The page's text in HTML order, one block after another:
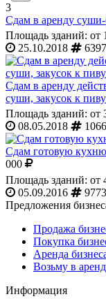
3
Сдам в аренду
Площадь зданий: от
25.10.2018
Сдам в аренду
суши, закусок к
Площадь зданий: от
08.05.2018
Сдам готовую
000
Площадь зданий: от
05.09.2016
Предложения
Продажа
Покупка
Аренда
Возьму в
Информация